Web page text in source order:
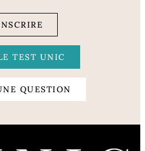
TEST UNIC
QUESTION